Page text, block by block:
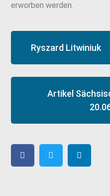
erworben werden.
Ryszard Litwiniuk
Artikel